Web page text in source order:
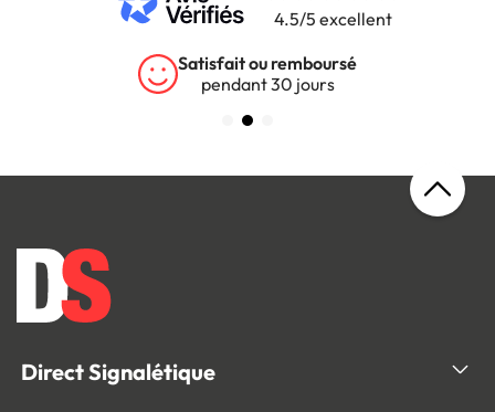
4.5/5 excellent
Satisfait ou remboursé
pendant 30 jours
Direct Signalétique